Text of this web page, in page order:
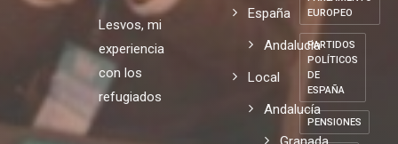
Lesvos, mi
experiencia
con los
refugiados
España
Andalucia
Local
Andalucía
EUROPEO
PARTIDOS
POLÍTICOS
DE
ESPAÑA
PENSIONES